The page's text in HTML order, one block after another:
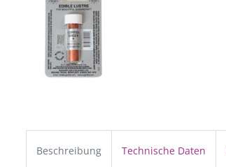
Beschreibung Technische Daten